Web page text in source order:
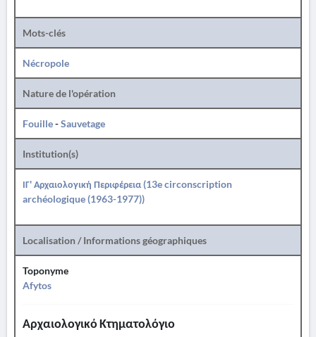
Mots-clés
Nécropole
Nature de l'opération
Fouille-Sauvetage
Institution(s)
ΙΓ' Αρχαιολογική Περιφέρεια (13e circonscription
archéologique (1963-1977))
Localisation / Informations géographiques
Toponyme
Afytos
Αρχαιολογικό Κτηματολόγιο